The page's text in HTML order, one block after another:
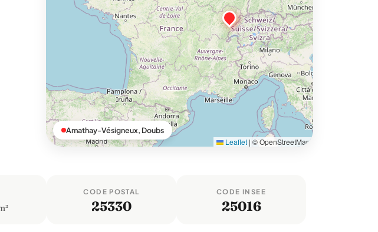
Leaflet | © OpenStreetMap
Amathay-Vésigneux, Doubs
CODE POSTAL
25330
CODE INSEE
25016